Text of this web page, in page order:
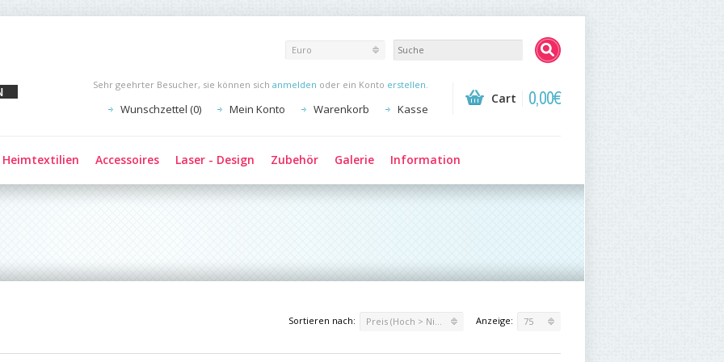
Euro
Cart 0,00€
Sehr geehrter Besucher, sie können sich anmelden oder ein Konto erstellen.
Wunschzettel (0) Mein Konto Warenkorb Kasse
Heimtextilien Accessoires Laser - Design Zubehör Galerie Information
Sortieren nach: Preis (Hoch > Niedrig) Anzeige: 75